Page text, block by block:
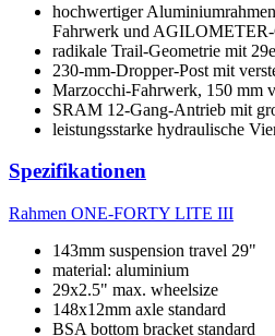
hochwertiger
Fahrwerk und AGILOMETER-
radikale Trail-Geometrie mit
230-mm-Dropper-Post mit
Marzocchi-Fahrwerk, 150 mm
SRAM 12-Gang-Antrieb mit
leistungsstarke hydraulische
Spezifikationen
Rahmen ONE-FORTY LITE III
143mm suspension travel 29"
material: aluminium
29x2.5" max. wheelsize
148x12mm axle standard
BSA bottom bracket standard